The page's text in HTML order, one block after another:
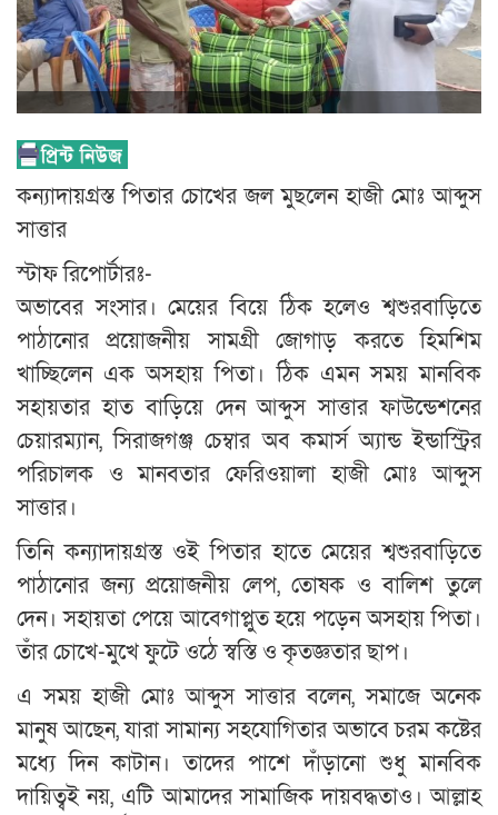
কন্যাদায়গ্রস্ত পিতার চোখের জল মুছলেন হাজী মোঃ আব্দুস
সাত্তার
স্টাফ রিপোর্টারঃ-
অভাবের সংসার। মেয়ের বিয়ে ঠিক হলেও শ্বশুরবাড়িতে
পাঠানোর প্রয়োজনীয় সামগ্রী জোগাড় করতে হিমশিম
খাচ্ছিলেন এক অসহায় পিতা। ঠিক এমন সময় মানবিক
সহায়তার হাত বাড়িয়ে দেন আব্দুস সাত্তার ফাউন্ডেশনের
চেয়ারম্যান, সিরাজগঞ্জ চেম্বার অব কমার্স অ্যান্ড ইন্ডাস্ট্রির
পরিচালক ও মানবতার ফেরিওয়ালা হাজী মোঃ আব্দুস
সাত্তার।
তিনি কন্যাদায়গ্রস্ত ওই পিতার হাতে মেয়ের শ্বশুরবাড়িতে
পাঠানোর জন্য প্রয়োজনীয় লেপ, তোষক ও বালিশ তুলে
দেন। সহায়তা পেয়ে আবেগাপ্লুত হয়ে পড়েন অসহায় পিতা।
তাঁর চোখে-মুখে ফুটে ওঠে স্বস্তি ও কৃতজ্ঞতার ছাপ।
এ সময় হাজী মোঃ আব্দুস সাত্তার বলেন, সমাজে অনেক
মানুষ আছেন, যারা সামান্য সহযোগিতার অভাবে চরম কষ্টের
মধ্যে দিন কাটান। তাদের পাশে দাঁড়ানো শুধু মানবিক
দায়িত্বই নয়, এটি আমাদের সামাজিক দায়বদ্ধতাও। আল্লাহ